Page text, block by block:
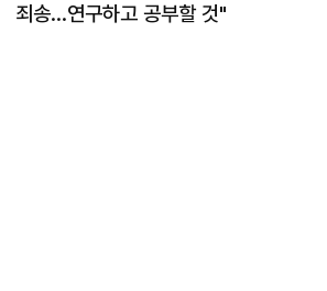
죄송…연구하고 공부할 것"